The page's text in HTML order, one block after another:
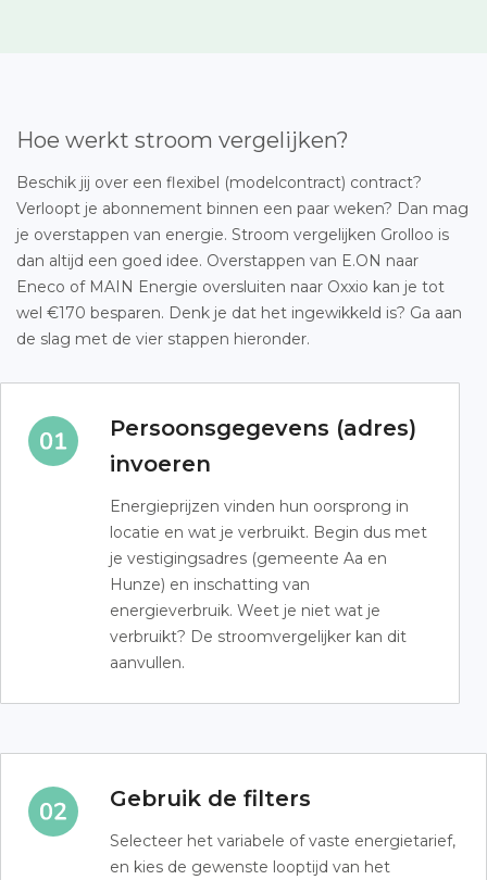
Hoe werkt stroom vergelijken?
Beschik jij over een flexibel (modelcontract) contract?
Verloopt je abonnement binnen een paar weken? Dan mag
je overstappen van energie. Stroom vergelijken Grolloo is
dan altijd een goed idee. Overstappen van E.ON naar
Eneco of MAIN Energie oversluiten naar Oxxio kan je tot
wel €170 besparen. Denk je dat het ingewikkeld is? Ga aan
de slag met de vier stappen hieronder.
Persoonsgegevens (adres)
invoeren
Energieprijzen vinden hun oorsprong in
locatie en wat je verbruikt. Begin dus met
je vestigingsadres (gemeente Aa en
Hunze) en inschatting van
energieverbruik. Weet je niet wat je
verbruikt? De stroomvergelijker kan dit
aanvullen.
Gebruik de filters
Selecteer het variabele of vaste energietarief,
en kies de gewenste looptijd van het